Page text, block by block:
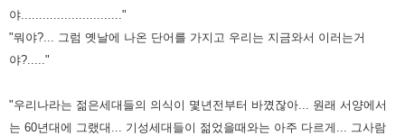
야............................"
"뭐야?... 그럼 옛날에 나온 단어를 가지고 우리는 지금와서 이러는거
야?....."
"우리나라는 젊은세대들의 의식이 몇년전부터 바꼈잖아... 원래 서양에서
는 60년대에 그랬대... 기성세대들이 젊었을때와는 아주 다르게...
그사람